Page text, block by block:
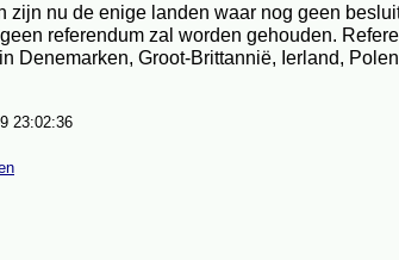
zijn nu de enige landen waar nog geen
referendum zal worden gehouden.
Denemarken, Groot-Brittannië, Ierland,
23:02:36